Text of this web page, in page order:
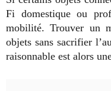
Fi domestique ou
mobilité. Trouver un
objets sans sacrifier
raisonnable est alors